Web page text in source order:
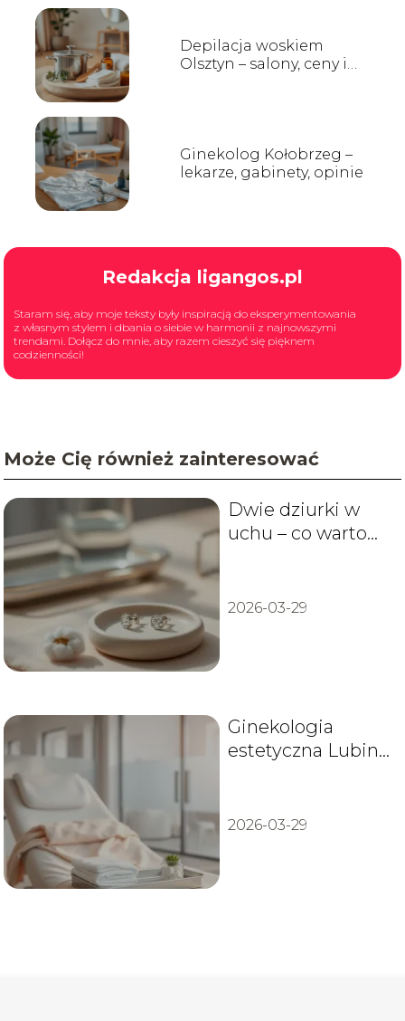
Depilacja woskiem
Olsztyn – salony, ceny i
Ginekolog Kołobrzeg –
lekarze, gabinety, opinie
Redakcja ligangos.pl
Staram się, aby moje teksty były inspiracją do eksperymentowania
z własnym stylem i dbania o siebie w harmonii z najnowszymi
trendami. Dołącz do mnie, aby razem cieszyć się pięknem
codzienności!
Może Cię również zainteresować
Dwie dziurki w
uchu – co warto
2026-03-29
Ginekologia
estetyczna Lubin –
2026-03-29